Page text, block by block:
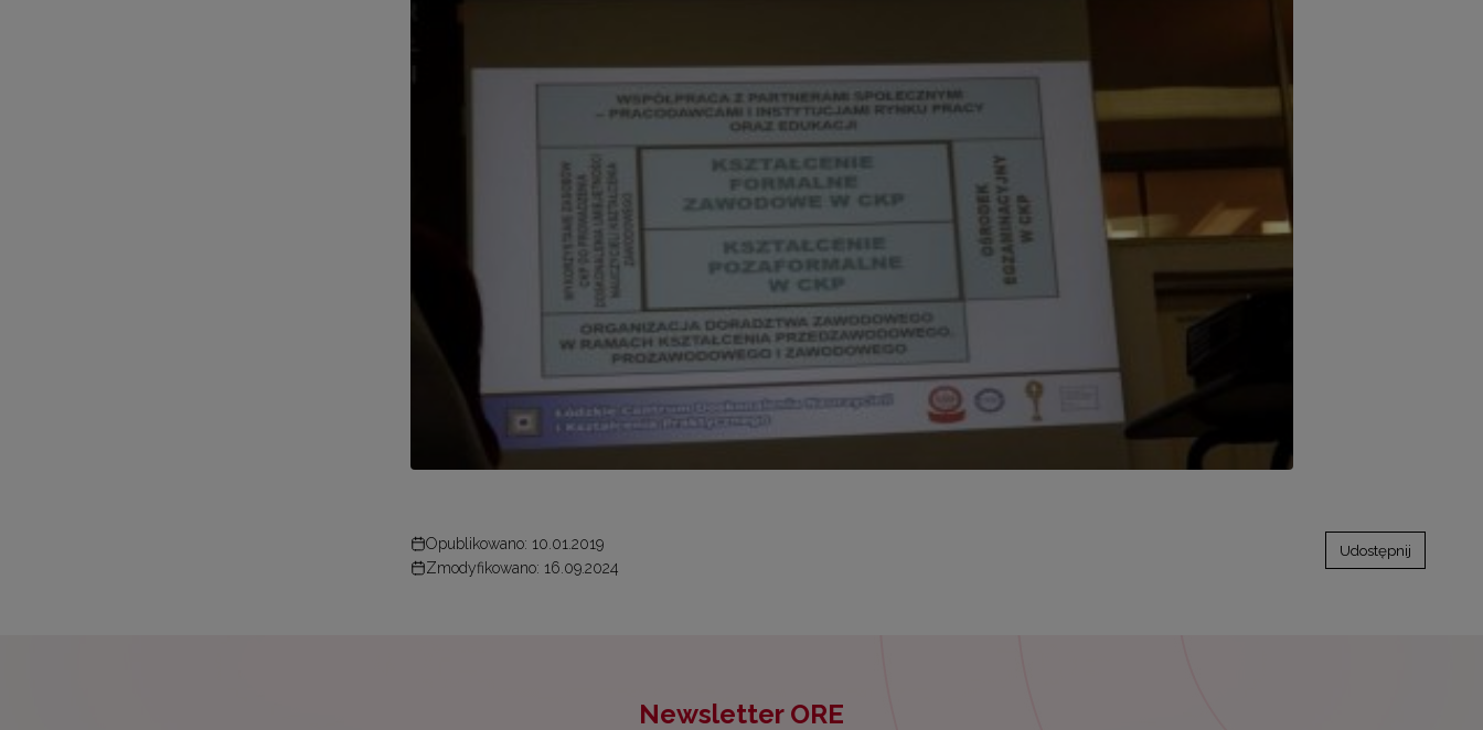
Opublikowano: 10.01.2019
Zmodyfikowano: 16.09.2024
Udostępnij
Newsletter ORE